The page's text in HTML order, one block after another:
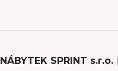
NÁBYTEK SPRINT s.r.o.